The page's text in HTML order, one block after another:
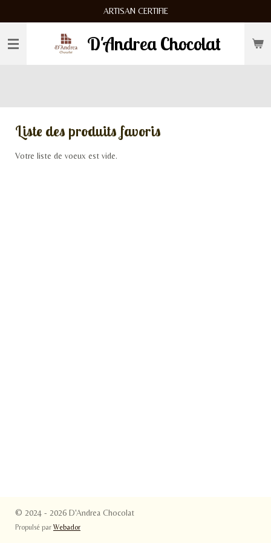
contenu
D'Andrea Chocolat
ARTISAN CERTIFIE
Liste des produits favoris
Votre liste de voeux est vide.
© 2024 - 2026 D'Andrea Chocolat
Propulsé par Webador